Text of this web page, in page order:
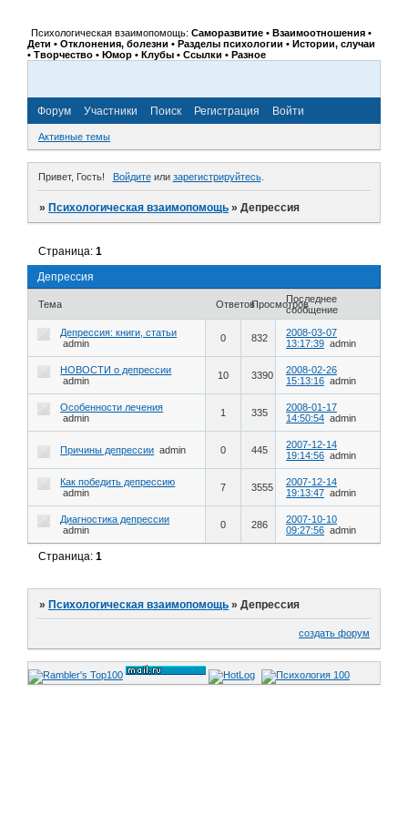
Психологическая взаимопомощь: Саморазвитие • Взаимоотношения •
Дети • Отклонения, болезни • Разделы психологии • Истории, случаи
• Творчество • Юмор • Клубы • Ссылки • Разное
Форум Участники Поиск Регистрация Войти
Активные темы
Привет, Гость! Войдитеили зарегистрируйтесь.
»Психологическая взаимопомощь »Депрессия
Депрессия
Страница:1
Тема ОтветовПросмотровПоследнее
сообщение
Депрессия: книги, статьи
admin
0 832
2008-03-07
13:17:39 admin
НОВОСТИ о депрессии
admin
10 3390
2008-02-26
15:13:16 admin
Особенности лечения
admin
1 335
2008-01-17
14:50:54 admin
Причины депрессии admin 0 445
2007-12-14
19:14:56 admin
Как победить депрессию
admin
7 3555
2007-12-14
19:13:47 admin
Диагностика депрессии
admin
0 286
2007-10-10
09:27:56 admin
Страница:1
»Психологическая взаимопомощь »Депрессия
создать форум